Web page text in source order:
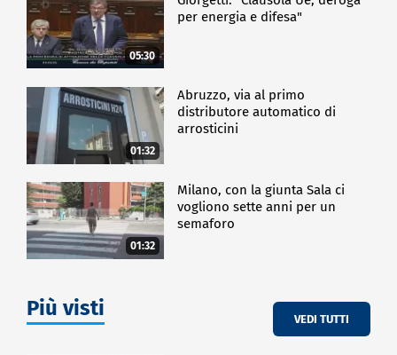
05:30
per energia e difesa"
01:32
Abruzzo, via al primo
distributore automatico di
arrosticini
01:32
Milano, con la giunta Sala ci
vogliono sette anni per un
semaforo
Più visti VEDI TUTTI